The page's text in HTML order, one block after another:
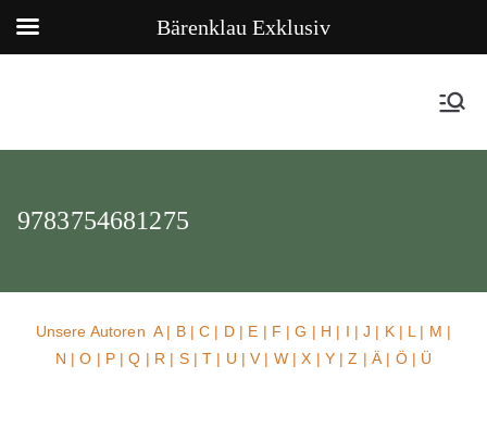
9783754681275
Unsere AutorenA| B|C | D| E | F |G | H | I |J | K| L | M |
N |O | P|Q | R | S|T | U | V | W| X | Y | Z | Ä | Ö | Ü
Bärenklau Exklusiv